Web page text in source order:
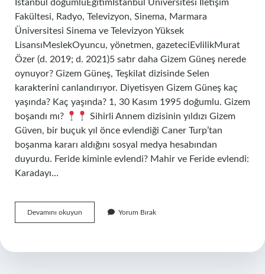
İstanbul doğumluEğitimİstanbul Üniversitesi İletişim
Fakültesi, Radyo, Televizyon, Sinema, Marmara
Üniversitesi Sinema ve Televizyon Yüksek
LisansıMeslekOyuncu, yönetmen, gazeteciEvlilikMurat
Özer (d. 2019; d. 2021)5 satır daha Gizem Güneş nerede
oynuyor? Gizem Güneş, Teşkilat dizisinde Selen
karakterini canlandırıyor. Diyetisyen Gizem Güneş kaç
yaşında? Kaç yaşında? 1, 30 Kasım 1995 doğumlu. Gizem
boşandı mı?
Sihirli Annem dizisinin yıldızı Gizem
Güven, bir buçuk yıl önce evlendiği Caner Turp’tan
boşanma kararı aldığını sosyal medya hesabından
duyurdu. Feride kiminle evlendi? Mahir ve Feride evlendi:
Karadayı…
Devamını okuyun
Mollaoğlu
Yorum Bırak